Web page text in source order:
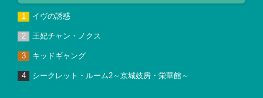
イヴの誘惑
王妃チャン・ノクス
キッドギャング
シークレット・ルーム2～京城妓房・栄華館～